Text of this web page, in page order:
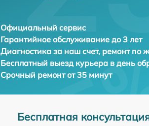
Официальный сервис
Гарантийное обслуживание до 3 лет
Диагностика за наш счет, ремонт по
Бесплатный выезд курьера в день
Срочный ремонтот 35 минут
Бесплатная